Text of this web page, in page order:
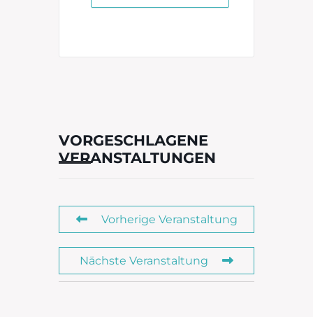
VORGESCHLAGENE
VERANSTALTUNGEN
Vorherige Veranstaltung
Nächste Veranstaltung